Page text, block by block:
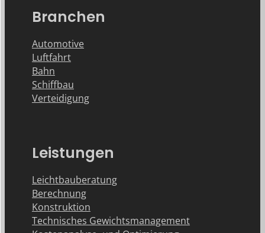
Branchen
Automotive
Luftfahrt
Bahn
Schiffbau
Verteidigung
Leistungen
Leichtbauberatung
Berechnung
Konstruktion
Technisches Gewichtsmanagement